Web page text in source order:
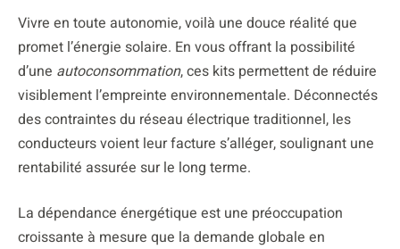
Vivre en toute autonomie, voilà une douce réalité que
promet l’énergie solaire. En vous offrant la possibilité
d’une autoconsommation, ces kits permettent de réduire
visiblement l’empreinte environnementale. Déconnectés
des contraintes du réseau électrique traditionnel, les
conducteurs voient leur facture s’alléger, soulignant une
rentabilité assurée sur le long terme.
La dépendance énergétique est une préoccupation
croissante à mesure que la demande globale en